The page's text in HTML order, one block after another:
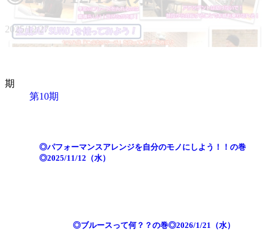
2025/12/27
期
第10期
◎パフォーマンスアレンジを自分のモノにしよう！！の巻
◎2025/11/12（水）
◎ブルースって何？？の巻◎2026/1/21（水）